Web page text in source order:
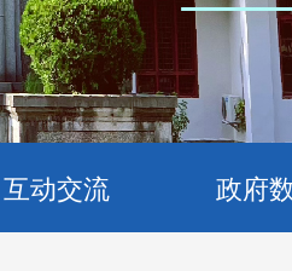
互动交流 政府